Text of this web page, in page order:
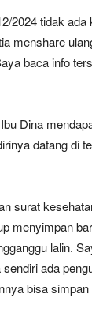
2024 tidak
menshare
baca info
Dina
datang di
surat
menyimpan
lalin.
ada
bisa